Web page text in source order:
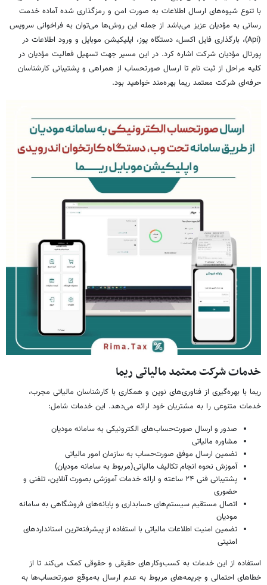
با تنوع شیوه‌های ارسال اطلاعات به صورت امن و رمزگذاری شده آماده خدمت
رسانی به مؤدیان عزیز می‌باشد از جمله این روش‌ها می‌توان به فراخوانی سرویس
(Api)، بارگذاری فایل اکسل، دستگاه پوز، اپلیکیشن موبایل و ورود اطلاعات در
پورتال مؤدیان شرکت اشاره کرد. در این مسیر جهت تسهیل فعالیت مؤدیان در
کلیه مراحل از ثبت نام تا ارسال صورتحساب از همراهی و پشتیبانی کارشناسان
حرفه‌ای شرکت معتمد ریما بهره‌مند خواهید بود.
خدمات شرکت معتمد مالیاتی ریما
ریما با بهره‌گیری از فناوری‌های نوین و همکاری با کارشناسان مالیاتی مجرب،
خدمات متنوعی را به مشتریان خود ارائه می‌دهد. این خدمات شامل:
صدور و ارسال صورت‌حساب‌های الکترونیکی به سامانه مودیان
مشاوره مالیاتی
تضمین ارسال موفق صورت‌حساب به سازمان امور مالیاتی
آموزش نحوه انجام تکالیف مالیاتی(مربوط به سامانه مودیان)
پشتیبانی فنی ۲۴ ساعته و ارائه خدمات آموزشی بصورت آنلاین، تلفنی و
حضوری
اتصال مستقیم سیستم‌های حسابداری و پایانه‌های فروشگاهی به سامانه
مودیان
تضمین امنیت اطلاعات مالیاتی با استفاده از پیشرفته‌ترین استانداردهای
امنیتی
استفاده از این خدمات به کسب‌وکارهای حقیقی و حقوقی کمک می‌کند تا از
خطاهای احتمالی و جریمه‌های مربوط به عدم ارسال به‌موقع صورتحساب‌ها به